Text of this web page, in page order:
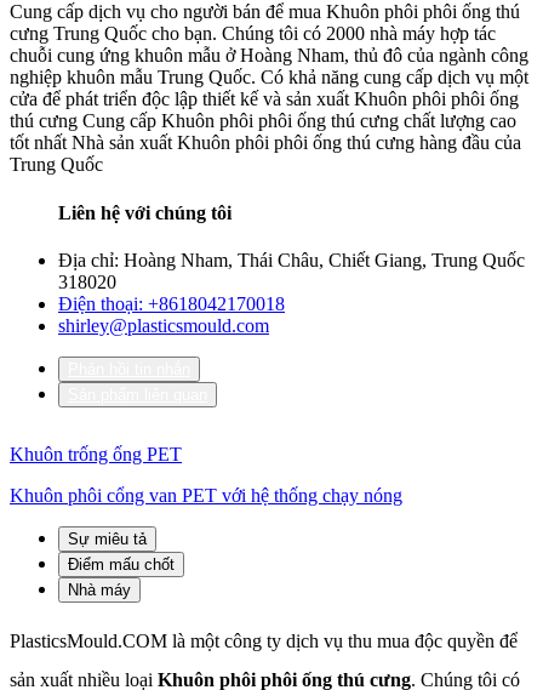
Cung cấp dịch vụ cho người bán để mua Khuôn phôi phôi ống thú
cưng Trung Quốc cho bạn. Chúng tôi có 2000 nhà máy hợp tác
chuỗi cung ứng khuôn mẫu ở Hoàng Nham, thủ đô của ngành công
nghiệp khuôn mẫu Trung Quốc. Có khả năng cung cấp dịch vụ một
cửa để phát triển độc lập thiết kế và sản xuất Khuôn phôi phôi ống
thú cưng Cung cấp Khuôn phôi phôi ống thú cưng chất lượng cao
tốt nhất Nhà sản xuất Khuôn phôi phôi ống thú cưng hàng đầu của
Trung Quốc
Liên hệ với chúng tôi
Địa chỉ: Hoàng Nham, Thái Châu, Chiết Giang, Trung Quốc
318020
Điện thoại: +8618042170018
shirley@plasticsmould.com
Khuôn trống ống PET
Khuôn phôi cổng van PET với hệ thống chạy nóng
Sự miêu tả
Điểm mấu chốt
Nhà máy
PlasticsMould.COM là một công ty dịch vụ thu mua độc quyền để
sản xuất nhiều loại Khuôn phôi phôi ống thú cưng. Chúng tôi có